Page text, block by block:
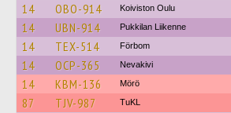
14 OBO-914 Koiviston Oulu
14 UBN-914 Pukkilan Liikenne
14 TEX-514 Förbom
14 OCP-365 Nevakivi
14 KBM-136 Mörö
87 TJV-987 TuKL